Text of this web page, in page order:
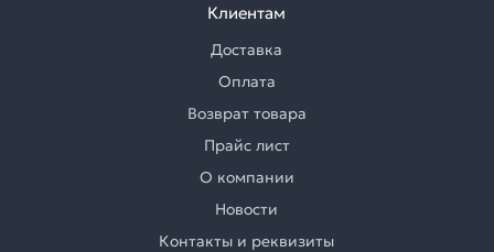
Клиентам
Доставка
Оплата
Возврат товара
Прайс лист
О компании
Новости
Контакты и реквизиты